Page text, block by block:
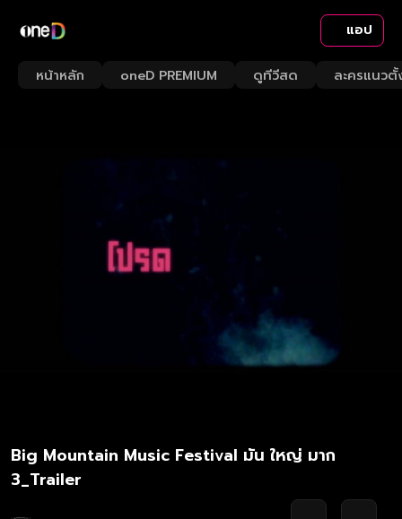
แอป
หน้าหลัก oneD PREMIUM ดูทีวีสด ละครแนวตั้
Big Mountain Music Festival มัน ใหญ่ มาก
3_Trailer